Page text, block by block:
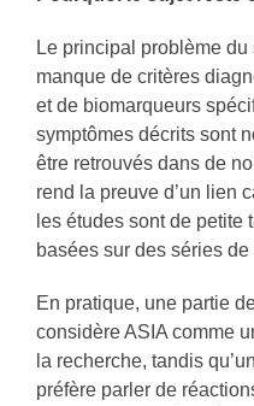
Le principal problème
manque de critères
et de biomarqueurs
symptômes décrits sont
être retrouvés dans de
rend la preuve d’un lien
les études sont de petite
basées sur des séries de
En pratique, une partie
considère ASIA comme
la recherche, tandis
préfère parler de